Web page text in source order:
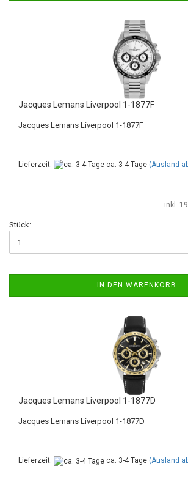
Jacques Lemans Liverpool 1-1877F
Jacques Lemans Liverpool 1-1877F
Lieferzeit: ca. 3-4 Tage (Ausland
inkl.
Stück:
IN DEN WARENKORB
Jacques Lemans Liverpool 1-1877D
Jacques Lemans Liverpool 1-1877D
Lieferzeit: ca. 3-4 Tage (Ausland